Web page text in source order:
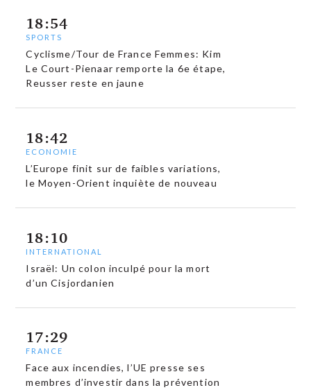
18:54
SPORTS
Cyclisme/Tour de France Femmes: Kim
Le Court-Pienaar remporte la 6e étape,
Reusser reste en jaune
18:42
ECONOMIE
L’Europe finit sur de faibles variations,
le Moyen-Orient inquiète de nouveau
18:10
INTERNATIONAL
Israël: Un colon inculpé pour la mort
d’un Cisjordanien
17:29
FRANCE
Face aux incendies, l’UE presse ses
membres d’investir dans la prévention